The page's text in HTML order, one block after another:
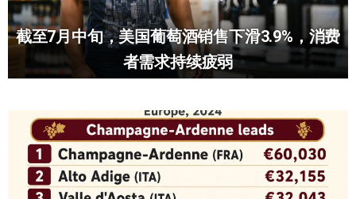
截至7月中旬，美国葡萄酒销售下滑3.9%，消费
者需求持续疲弱